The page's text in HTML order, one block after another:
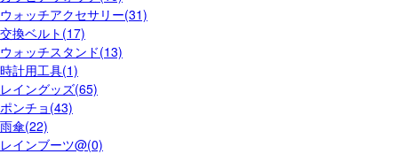
ウォッチアクセサリー(31)
交換ベルト(17)
ウォッチスタンド(13)
時計用工具(1)
レイングッズ(65)
ポンチョ(43)
雨傘(22)
レインブーツ@(0)